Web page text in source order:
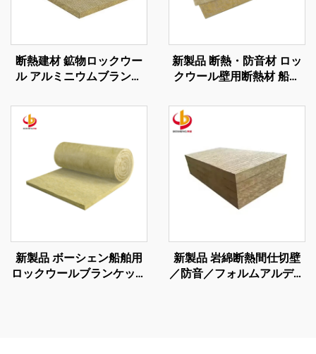
断熱建材 鉱物ロックウー
ル アルミニウムブランケ
新製品 断熱・防音材 ロッ
クウール壁用断熱材 船舶
新製品 ボーシェン船舶用
ロックウールブランケット
新製品 岩綿断熱間仕切壁
／防音／フォルムアルデヒ